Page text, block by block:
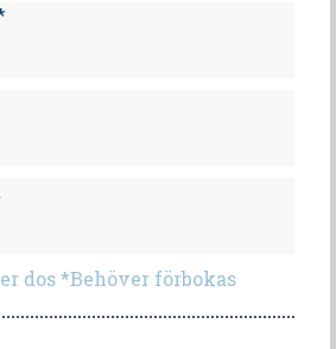
dos *Behöver förbokas